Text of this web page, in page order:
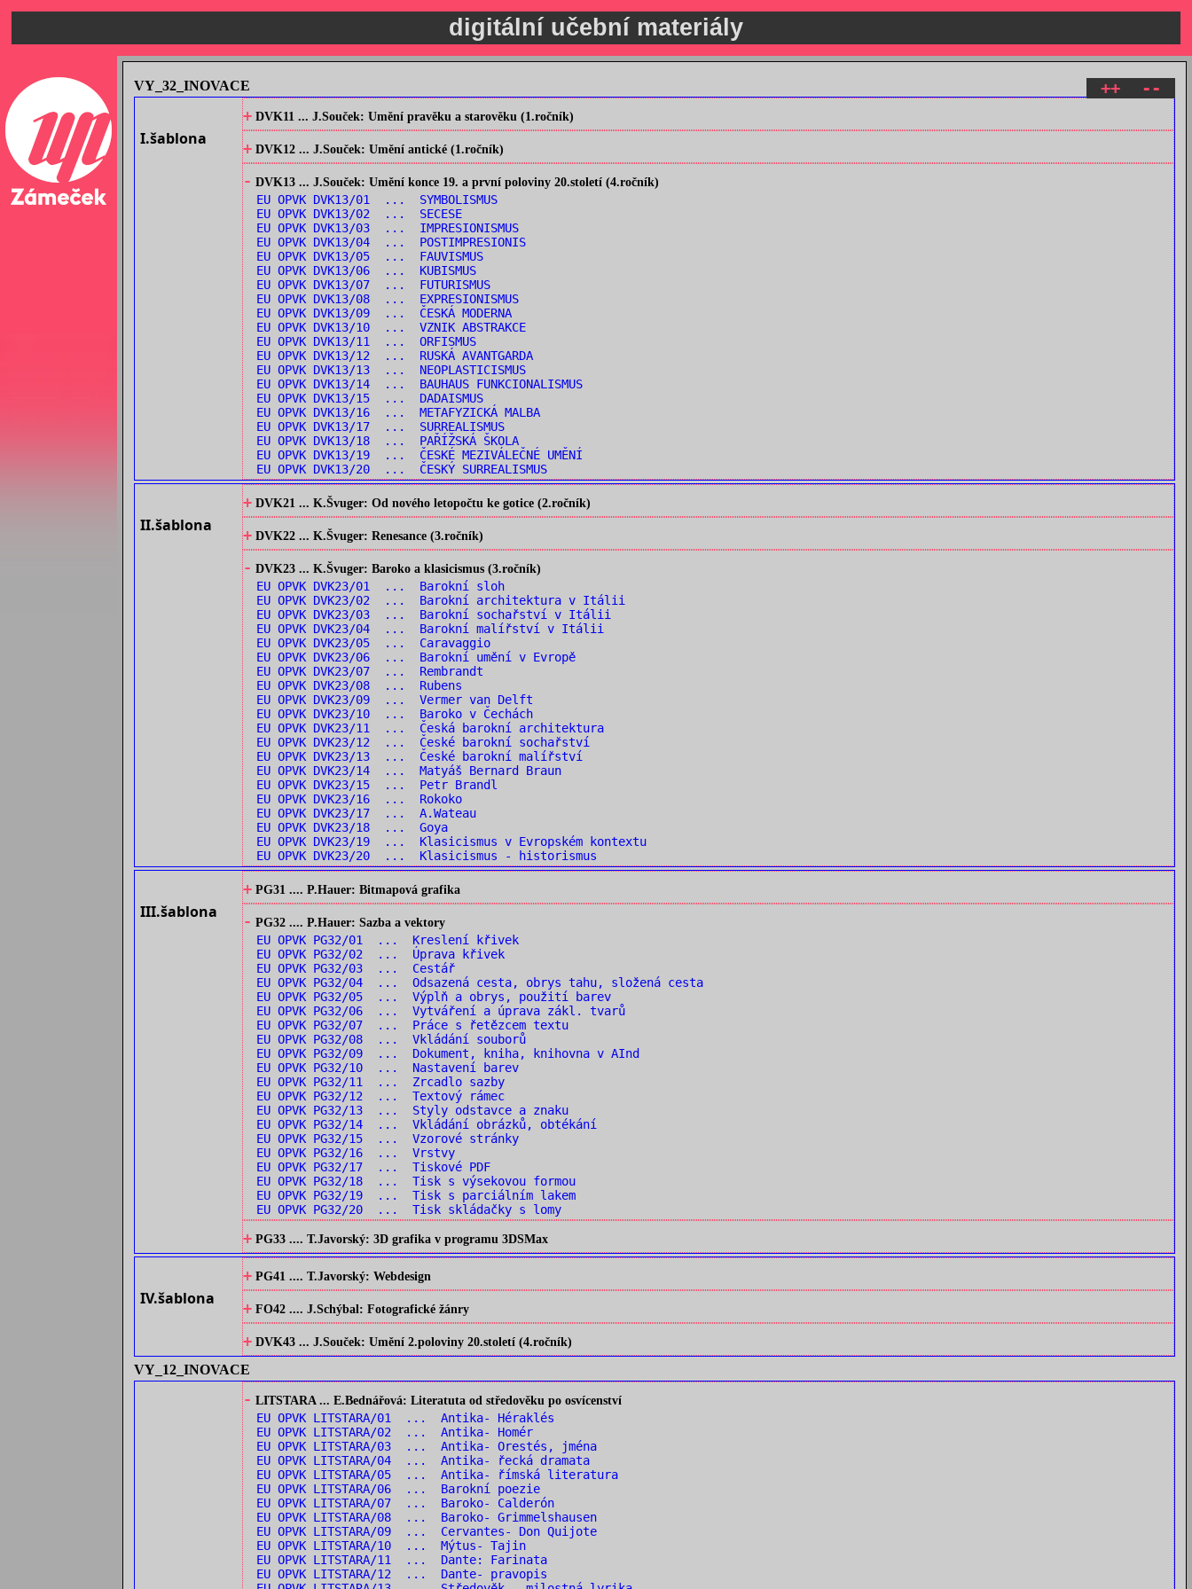
digitální učební materiály
++ --
VY_32_INOVACE
I.šablona
+ DVK11 ... J.Souček: Umění pravěku a starověku (1.ročník)
+ DVK12 ... J.Souček: Umění antické (1.ročník)
- DVK13 ... J.Souček: Umění konce 19. a první poloviny 20.století (4.ročník)
EU OPVK DVK13/01 ... SYMBOLISMUS
EU OPVK DVK13/02 ... SECESE
EU OPVK DVK13/03 ... IMPRESIONISMUS
EU OPVK DVK13/04 ... POSTIMPRESIONIS
EU OPVK DVK13/05 ... FAUVISMUS
EU OPVK DVK13/06 ... KUBISMUS
EU OPVK DVK13/07 ... FUTURISMUS
EU OPVK DVK13/08 ... EXPRESIONISMUS
EU OPVK DVK13/09 ... ČESKÁ MODERNA
EU OPVK DVK13/10 ... VZNIK ABSTRAKCE
EU OPVK DVK13/11 ... ORFISMUS
EU OPVK DVK13/12 ... RUSKÁ AVANTGARDA
EU OPVK DVK13/13 ... NEOPLASTICISMUS
EU OPVK DVK13/14 ... BAUHAUS FUNKCIONALISMUS
EU OPVK DVK13/15 ... DADAISMUS
EU OPVK DVK13/16 ... METAFYZICKÁ MALBA
EU OPVK DVK13/17 ... SURREALISMUS
EU OPVK DVK13/18 ... PAŘÍŽSKÁ ŠKOLA
EU OPVK DVK13/19 ... ČESKÉ MEZIVÁLEČNÉ UMĚNÍ
EU OPVK DVK13/20 ... ČESKÝ SURREALISMUS
II.šablona
+ DVK21 ... K.Švuger: Od nového letopočtu ke gotice (2.ročník)
+ DVK22 ... K.Švuger: Renesance (3.ročník)
- DVK23 ... K.Švuger: Baroko a klasicismus (3.ročník)
EU OPVK DVK23/01 ... Barokní sloh
EU OPVK DVK23/02 ... Barokní architektura v Itálii
EU OPVK DVK23/03 ... Barokní sochařství v Itálii
EU OPVK DVK23/04 ... Barokní malířství v Itálii
EU OPVK DVK23/05 ... Caravaggio
EU OPVK DVK23/06 ... Barokní umění v Evropě
EU OPVK DVK23/07 ... Rembrandt
EU OPVK DVK23/08 ... Rubens
EU OPVK DVK23/09 ... Vermer van Delft
EU OPVK DVK23/10 ... Baroko v Čechách
EU OPVK DVK23/11 ... Česká barokní architektura
EU OPVK DVK23/12 ... České barokní sochařství
EU OPVK DVK23/13 ... České barokní malířství
EU OPVK DVK23/14 ... Matyáš Bernard Braun
EU OPVK DVK23/15 ... Petr Brandl
EU OPVK DVK23/16 ... Rokoko
EU OPVK DVK23/17 ... A.Wateau
EU OPVK DVK23/18 ... Goya
EU OPVK DVK23/19 ... Klasicismus v Evropském kontextu
EU OPVK DVK23/20 ... Klasicismus - historismus
III.šablona
+ PG31 .... P.Hauer: Bitmapová grafika
- PG32 .... P.Hauer: Sazba a vektory
EU OPVK PG32/01 ... Kreslení křivek
EU OPVK PG32/02 ... Úprava křivek
EU OPVK PG32/03 ... Cestář
EU OPVK PG32/04 ... Odsazená cesta, obrys tahu, složená cesta
EU OPVK PG32/05 ... Výplň a obrys, použití barev
EU OPVK PG32/06 ... Vytváření a úprava zákl. tvarů
EU OPVK PG32/07 ... Práce s řetězcem textu
EU OPVK PG32/08 ... Vkládání souborů
EU OPVK PG32/09 ... Dokument, kniha, knihovna v AInd
EU OPVK PG32/10 ... Nastavení barev
EU OPVK PG32/11 ... Zrcadlo sazby
EU OPVK PG32/12 ... Textový rámec
EU OPVK PG32/13 ... Styly odstavce a znaku
EU OPVK PG32/14 ... Vkládání obrázků, obtékání
EU OPVK PG32/15 ... Vzorové stránky
EU OPVK PG32/16 ... Vrstvy
EU OPVK PG32/17 ... Tiskové PDF
EU OPVK PG32/18 ... Tisk s výsekovou formou
EU OPVK PG32/19 ... Tisk s parciálním lakem
EU OPVK PG32/20 ... Tisk skládačky s lomy
+ PG33 .... T.Javorský: 3D grafika v programu 3DSMax
IV.šablona
+ PG41 .... T.Javorský: Webdesign
+ FO42 .... J.Schýbal: Fotografické žánry
+ DVK43 ... J.Souček: Umění 2.poloviny 20.století (4.ročník)
VY_12_INOVACE
- LITSTARA ... E.Bednářová: Literatuta od středověku po osvícenství
EU OPVK LITSTARA/01 ... Antika- Héraklés
EU OPVK LITSTARA/02 ... Antika- Homér
EU OPVK LITSTARA/03 ... Antika- Orestés, jména
EU OPVK LITSTARA/04 ... Antika- řecká dramata
EU OPVK LITSTARA/05 ... Antika- římská literatura
EU OPVK LITSTARA/06 ... Barokní poezie
EU OPVK LITSTARA/07 ... Baroko- Calderón
EU OPVK LITSTARA/08 ... Baroko- Grimmelshausen
EU OPVK LITSTARA/09 ... Cervantes- Don Quijote
EU OPVK LITSTARA/10 ... Mýtus- Tajin
EU OPVK LITSTARA/11 ... Dante: Farinata
EU OPVK LITSTARA/12 ... Dante- pravopis